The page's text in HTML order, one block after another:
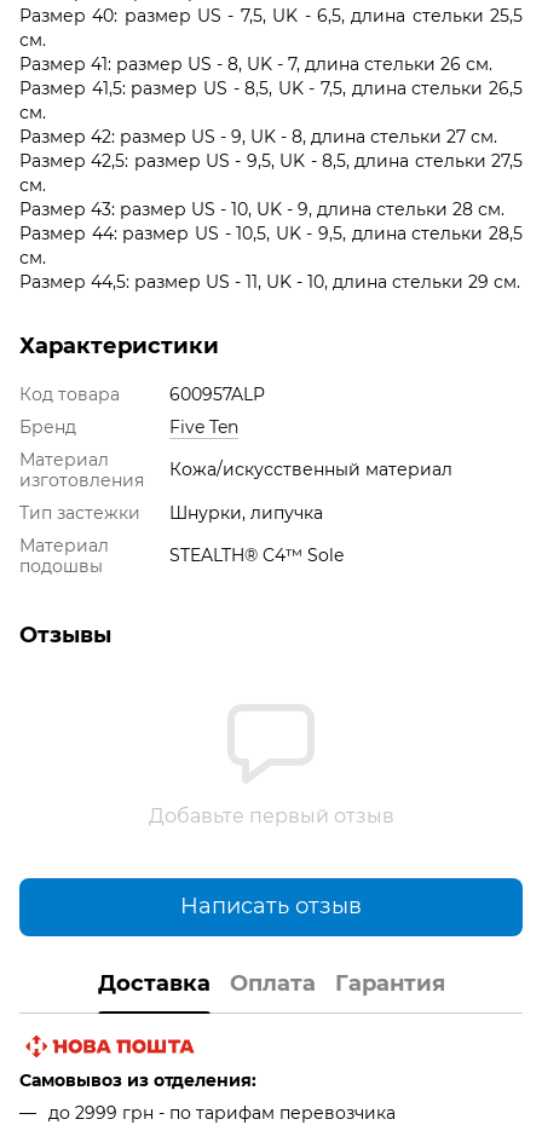
Размер 40: размер US - 7,5, UK - 6,5, длина стельки 25,5
см.
Размер 41: размер US - 8, UK - 7, длина стельки 26 см.
Размер 41,5: размер US - 8,5, UK - 7,5, длина стельки 26,5
см.
Размер 42: размер US - 9, UK - 8, длина стельки 27 см.
Размер 42,5: размер US - 9,5, UK - 8,5, длина стельки 27,5
см.
Размер 43: размер US - 10, UK - 9, длина стельки 28 см.
Размер 44: размер US - 10,5, UK - 9,5, длина стельки 28,5
см.
Размер 44,5: размер US - 11, UK - 10, длина стельки 29 см.
Характеристики
Код товара
600957ALP
Бренд
Five Ten
Материал
изготовления
Кожа/искусственный материал
Тип застежки
Шнурки, липучка
Материал
подошвы
STEALTH® C4™ Sole
Отзывы
Добавьте первый отзыв
Написать отзыв
Доставка Оплата Гарантия
Самовывоз из отделения:
до 2999 грн - по тарифам перевозчика